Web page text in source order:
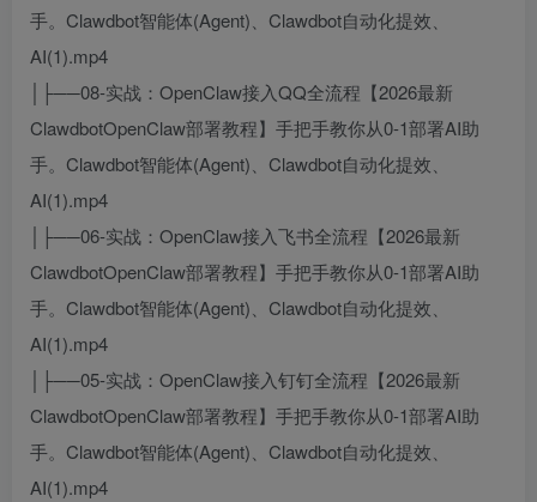
手。Clawdbot智能体(Agent)、Clawdbot自动化提效、
AI(1).mp4
│├──08-实战：OpenClaw接入QQ全流程【2026最新
ClawdbotOpenClaw部署教程】手把手教你从0-1部署AI助
手。Clawdbot智能体(Agent)、Clawdbot自动化提效、
AI(1).mp4
│├──06-实战：OpenClaw接入飞书全流程【2026最新
ClawdbotOpenClaw部署教程】手把手教你从0-1部署AI助
手。Clawdbot智能体(Agent)、Clawdbot自动化提效、
AI(1).mp4
│├──05-实战：OpenClaw接入钉钉全流程【2026最新
ClawdbotOpenClaw部署教程】手把手教你从0-1部署AI助
手。Clawdbot智能体(Agent)、Clawdbot自动化提效、
AI(1).mp4